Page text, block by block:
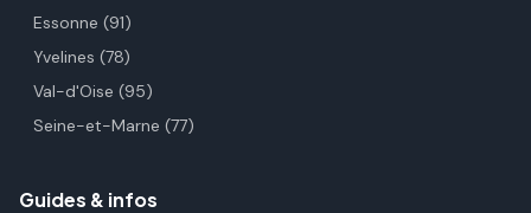
Essonne (91)
Yvelines (78)
Val-d'Oise (95)
Seine-et-Marne (77)
Guides & infos